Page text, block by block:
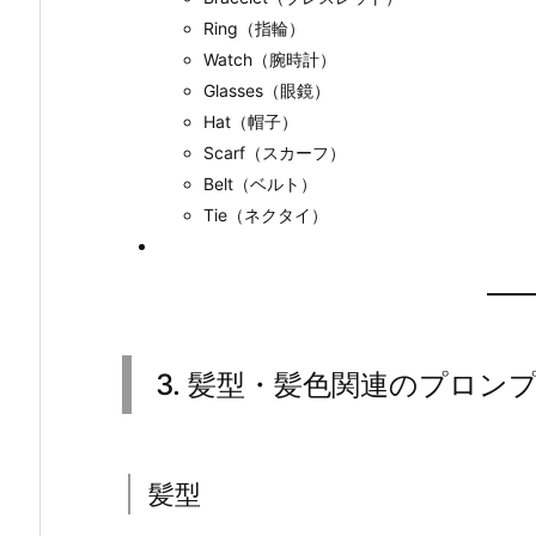
Ring（指輪）
Watch（腕時計）
Glasses（眼鏡）
Hat（帽子）
Scarf（スカーフ）
Belt（ベルト）
Tie（ネクタイ）
3. 髪型・髪色関連のプロン
髪型